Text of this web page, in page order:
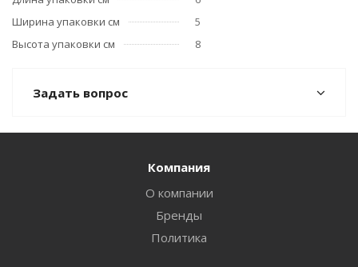
Ширина упаковки см
5
Высота упаковки см
8
Задать вопрос
Компания
О компании
Бренды
Политика